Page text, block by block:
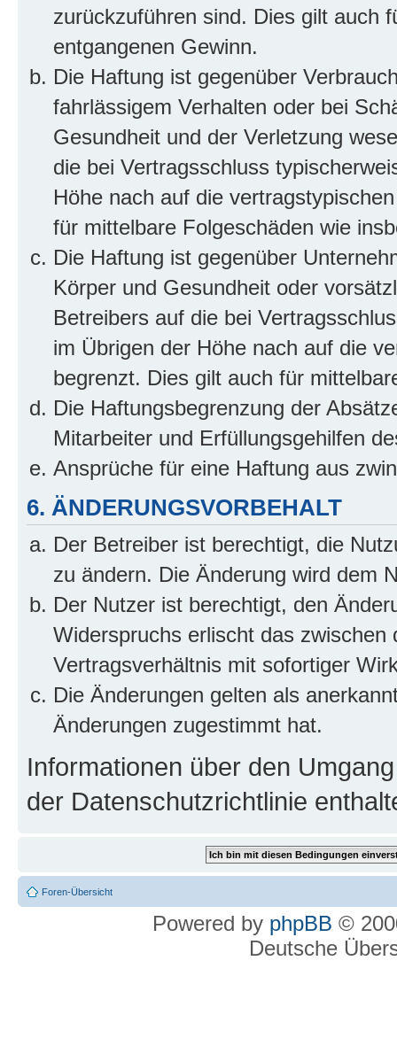
zurückzuführen sind. Dies gilt auch
entgangenen Gewinn.
Die Haftung ist gegenüber
fahrlässigem Verhalten oder bei
Gesundheit und der Verletzung
die bei Vertragsschluss
Höhe nach auf die
für mittelbare Folgeschäden wie
Die Haftung ist gegenüber
Körper und Gesundheit oder
Betreibers auf die bei
im Übrigen der Höhe nach auf die
begrenzt. Dies gilt auch für
Die Haftungsbegrenzung der
Mitarbeiter und Erfüllungsgehilfen
Ansprüche für eine Haftung aus
6. ÄNDERUNGSVORBEHALT
Der Betreiber ist berechtigt, die
zu ändern. Die Änderung wird dem
Der Nutzer ist berechtigt, den
Widerspruchs erlischt das
Vertragsverhältnis mit sofortiger
Die Änderungen gelten als
Änderungen zugestimmt hat.
Informationen über den
der Datenschutzrichtlinie
Foren-Übersicht
Powered by phpBB ©
Deutsche